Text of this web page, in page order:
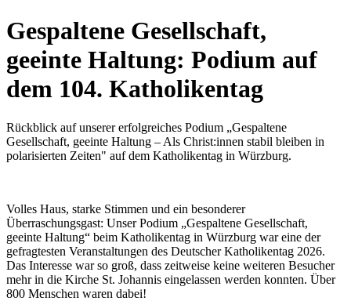
Gespaltene Gesellschaft,
geeinte Haltung: Podium auf
dem 104. Katholikentag
Rückblick auf unserer erfolgreiches Podium „Gespaltene
Gesellschaft, geeinte Haltung – Als Christ:innen stabil bleiben in
polarisierten Zeiten" auf dem Katholikentag in Würzburg.
Volles Haus, starke Stimmen und ein besonderer
Überraschungsgast: Unser Podium „Gespaltene Gesellschaft,
geeinte Haltung“ beim Katholikentag in Würzburg war eine der
gefragtesten Veranstaltungen des Deutscher Katholikentag 2026.
Das Interesse war so groß, dass zeitweise keine weiteren Besucher
mehr in die Kirche St. Johannis eingelassen werden konnten. Über
800 Menschen waren dabei!